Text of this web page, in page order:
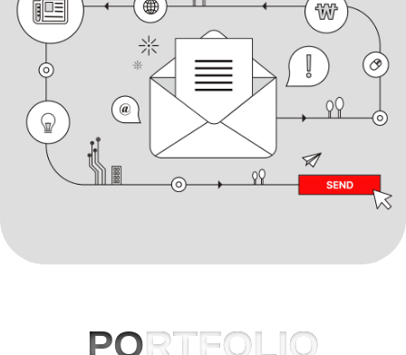
PORTFOLIO